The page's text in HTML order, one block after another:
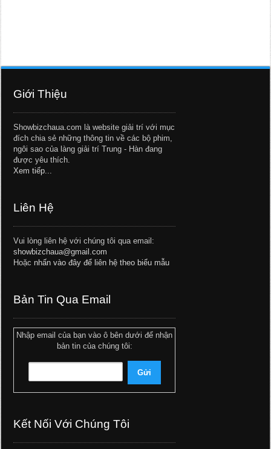
Giới Thiệu
Showbizchaua.com là website giải trí với mục
đích chia sẻ những thông tin về các bộ phim,
ngôi sao của làng giải trí Trung - Hàn đang
được yêu thích.
Xem tiếp...
Liên Hệ
Vui lòng liên hệ với chúng tôi qua email:
showbizchaua@gmail.com
Hoặc nhấn vào đây để liên hệ theo biểu mẫu
Bản Tin Qua Email
Nhập email của bạn vào ô bên dưới để nhận
bản tin của chúng tôi:
Kết Nối Với Chúng Tôi